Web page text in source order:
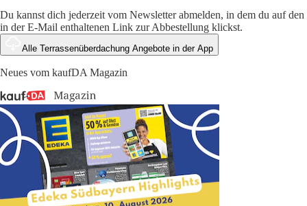
Du kannst dich jederzeit vom Newsletter abmelden, in dem du auf den
in der E-Mail enthaltenen Link zur Abbestellung klickst.
Alle Terrassenüberdachung Angebote in der App
Neues vom kaufDA Magazin